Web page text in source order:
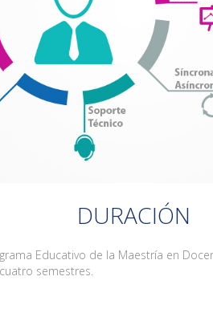
DURACIÓN
Educativo de la Maestría en
semestres.